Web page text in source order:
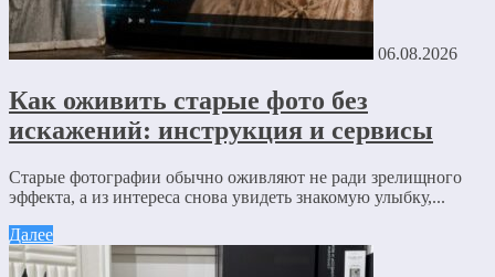
06.08.2026
Как оживить старые фото без
искажений: инструкция и сервисы
Старые фотографии обычно оживляют не ради зрелищного
эффекта, а из интереса снова увидеть знакомую улыбку,...
Далее